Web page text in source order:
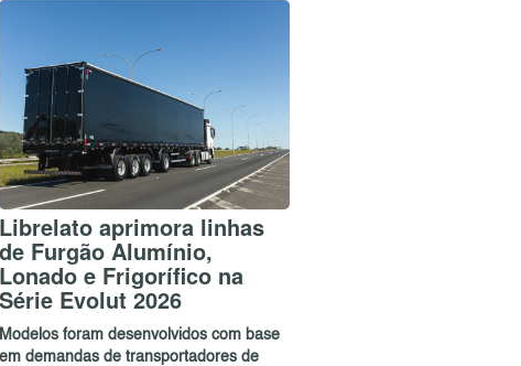
Librelato aprimora linhas
de Furgão Alumínio,
Lonado e Frigorífico na
Série Evolut 2026
Modelos foram desenvolvidos com base
em demandas de transportadores de